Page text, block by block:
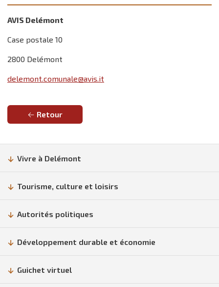
AVIS Delémont
Case postale 10
2800 Delémont
delemont.comunale@avis.it
Retour
Vivre à Delémont
Tourisme, culture et loisirs
Autorités politiques
Développement durable et économie
Guichet virtuel